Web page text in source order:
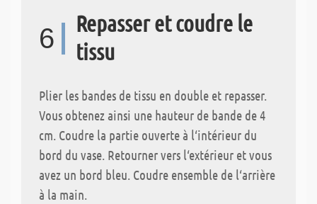
6
Repasser et coudre le
tissu
Plier les bandes de tissu en double et repasser.
Vous obtenez ainsi une hauteur de bande de 4
cm. Coudre la partie ouverte à l‘intérieur du
bord du vase. Retourner vers l‘extérieur et vous
avez un bord bleu. Coudre ensemble de l‘arrière
à la main.